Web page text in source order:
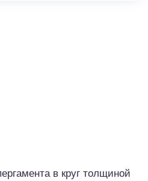
в круг толщиной